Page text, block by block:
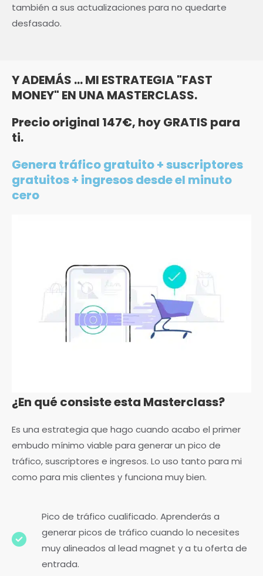
también a sus actualizaciones para no quedarte
desfasado.
Y ADEMÁS ... MI ESTRATEGIA "FAST
MONEY" EN UNA MASTERCLASS.
Precio original 147€, hoy GRATIS para
ti.
Genera tráfico gratuito + suscriptores
gratuitos + ingresos desde el minuto
cero
¿En qué consiste esta Masterclass?
Es una estrategia que hago cuando acabo el primer
embudo mínimo viable para generar un pico de
tráfico, suscriptores e ingresos. Lo uso tanto para mi
como para mis clientes y funciona muy bien.
Pico de tráfico cualificado. Aprenderás a
generar picos de tráfico cuando lo necesites
muy alineados al lead magnet y a tu oferta de
entrada.